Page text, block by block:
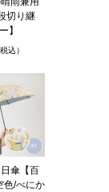
切り継
】
込）
傘【百
色/べにか